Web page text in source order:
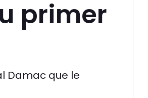
primer
Damac que le